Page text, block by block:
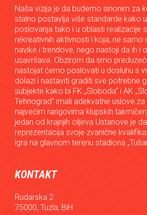
Naša vizija je da budemo sinonim za
stalno postavlja više standarde kako
poslovanja tako i u oblasti realizacije
rekreativnih aktivnosti i koja, ne samo
navike i trendove, nego nastoji da ih i
usavršava. Obzirom da smo
nastojat ćemo poslovati u dosluhu s
dolazi i nastaviti graditi sve potrebne
subjekte kako bi FK „Sloboda“ i AK
Tehnograd“ imali adekvatne uslove za
najvećim rangovima klupskih
jedan od krajnjih ciljeva Ustanove je da
reprezentacija svoje zvanične
igra na glavnom terenu stadiona
KONTAKT
Rudarska 2
75000, Tuzla, BiH